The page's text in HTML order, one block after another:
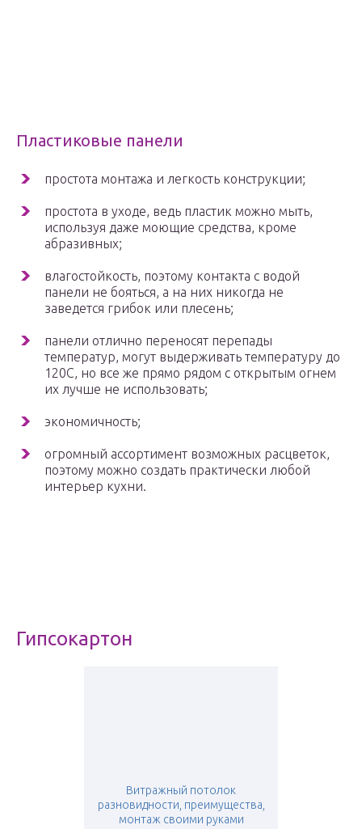
Пластиковые панели
простота монтажа и легкость конструкции;
простота в уходе, ведь пластик можно мыть,
используя даже моющие средства, кроме
абразивных;
влагостойкость, поэтому контакта с водой
панели не бояться, а на них никогда не
заведется грибок или плесень;
панели отлично переносят перепады
температур, могут выдерживать температуру до
120С, но все же прямо рядом с открытым огнем
их лучше не использовать;
экономичность;
огромный ассортимент возможных расцветок,
поэтому можно создать практически любой
интерьер кухни.
Гипсокартон
Витражный потолок
разновидности, преимущества,
монтаж своими руками